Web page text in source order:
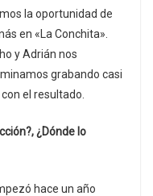
la oportunidad de
en «La Conchita».
y Adrián nos
grabando casi
el resultado.
¿Dónde lo
hace un año